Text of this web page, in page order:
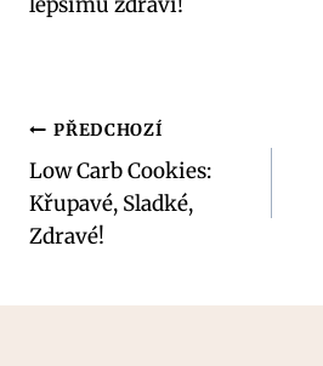
lepšímu zdraví!
Navigace
pro
příspěvek
PŘEDCHOZÍ
Low Carb Cookies:
Křupavé, Sladké,
Zdravé!